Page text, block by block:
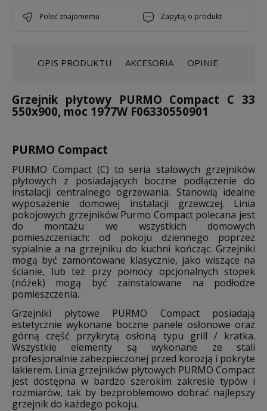
poleć znajomemu zapytaj o produkt
OPIS PRODUKTU AKCESORIA OPINIE
Grzejnik płytowy PURMO Compact C 33
550x900, moc 1977W F06330550901
PURMO Compact
PURMO Compact (C) to seria stalowych grzejników
płytowych z posiadających boczne podłączenie do
instalacji centralnego ogrzewania. Stanowią idealne
wyposażenie domowej instalacji grzewczej. Linia
pokojowych grzejników Purmo Compact polecana jest
do montażu we wszystkich domowych
pomieszczeniach: od pokoju dziennego poprzez
sypialnie a na grzejniku do kuchni kończąc. Grzejniki
mogą być zamontowane klasycznie, jako wiszące na
ścianie, lub też przy pomocy opcjonalnych stopek
(nóżek) mogą być zainstalowane na podłodze
pomieszczenia.
Grzejniki płytowe PURMO Compact posiadają
estetycznie wykonane boczne panele osłonowe oraz
górną część przykrytą osłoną typu grill / kratka.
Wszystkie elementy są wykonane ze stali
profesjonalnie zabezpieczonej przed korozją i pokryte
lakierem. Linia grzejników płytowych PURMO Compact
jest dostępna w bardzo szerokim zakresie typów i
rozmiarów, tak by bezproblemowo dobrać najlepszy
grzejnik do każdego pokoju.